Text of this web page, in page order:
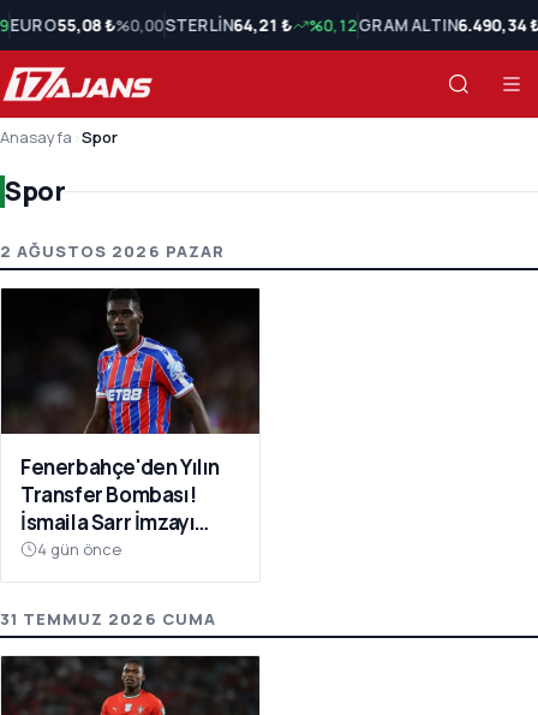
EURO55,08 ₺%0,00STERLİN64,21 ₺ %0,12GRAM ALTIN6.490,34
Anasayfa Spor
Spor
Spor Son Haberler
2 AĞUSTOS 2026 PAZAR
Fenerbahçe'den Yılın
Transfer Bombası!
İsmaila Sarr İmzayı
Atıyor
4 gün önce
31 TEMMUZ 2026 CUMA